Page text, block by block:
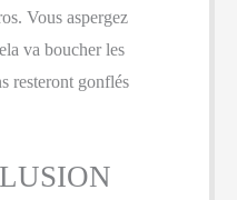
Vous aspergez
va boucher les
resteront gonflés